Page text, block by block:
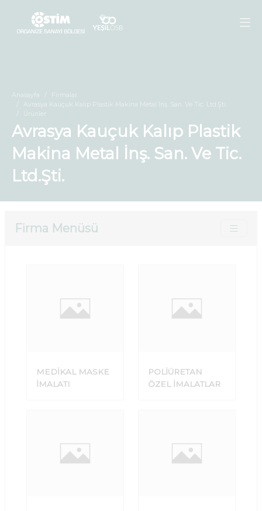
Anasayfa
Firmalar
Avrasya Kauçuk Kalıp Plastik Makina Metal İnş. San. Ve Tic. Ltd.Şti.
Ürünler
Avrasya Kauçuk Kalıp Plastik
Makina Metal İnş. San. Ve Tic.
Ltd.Şti.
Firma Menüsü
MEDİKAL MASKE
İMALATI
POLİÜRETAN
ÖZEL İMALATLAR